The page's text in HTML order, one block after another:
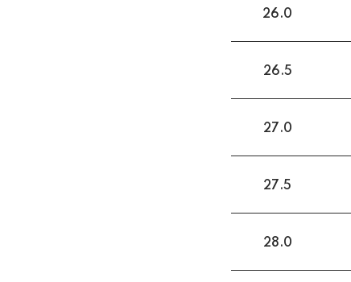
26.0
26.5
27.0
27.5
28.0